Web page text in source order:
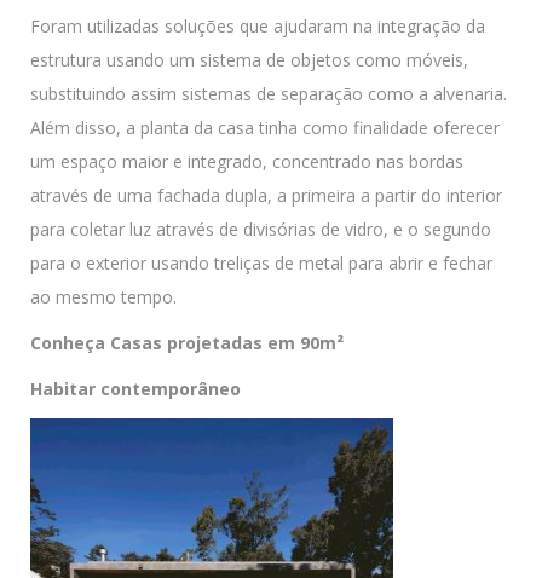
Foram utilizadas soluções que ajudaram na integração da
estrutura usando um sistema de objetos como móveis,
substituindo assim sistemas de separação como a alvenaria.
Além disso, a planta da casa tinha como finalidade oferecer
um espaço maior e integrado, concentrado nas bordas
através de uma fachada dupla, a primeira a partir do interior
para coletar luz através de divisórias de vidro, e o segundo
para o exterior usando treliças de metal para abrir e fechar
ao mesmo tempo.
Conheça Casas projetadas em 90m²
Habitar contemporâneo